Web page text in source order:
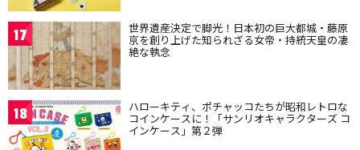
17 世界遺産決定で脚光！日本初の巨大都城・藤原
京を創り上げた知られざる女帝・持統天皇の凄
絶な執念
18 ハローキティ、ポチャッコたちが昭和レトロな
コインケースに！「サンリオキャラクターズ コ
インケース」第２弾